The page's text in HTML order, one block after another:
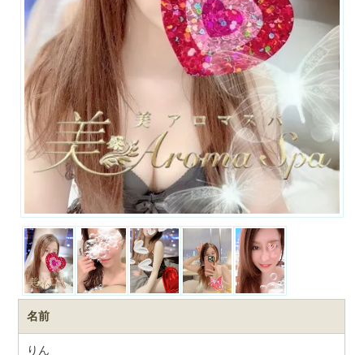
名前
りん